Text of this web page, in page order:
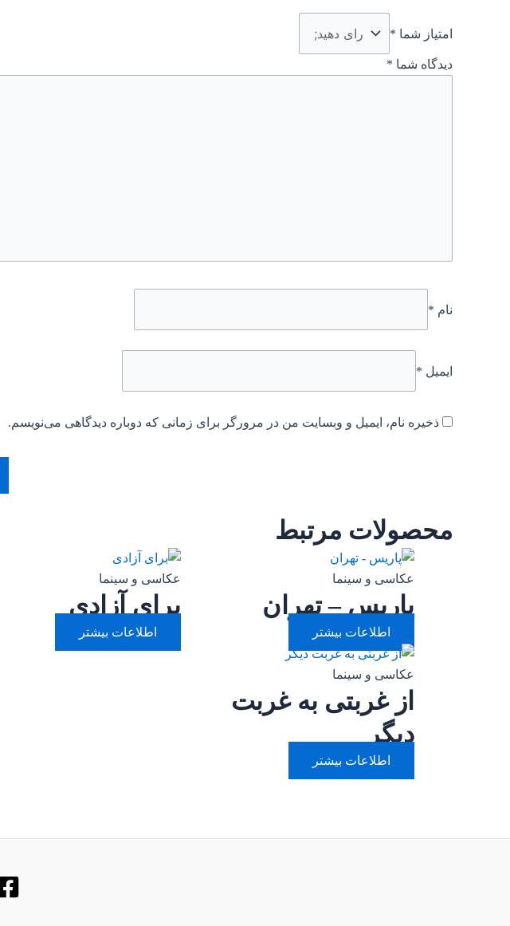
امتیاز شما *
دیدگاه شما *
نام *
ایمیل *
ذخیره نام، ایمیل و وبسایت من در مرورگر برای زمانی که دوباره دیدگاهی می‌نویسم.
محصولات مرتبط
عکاسی و سینما
پاریس – تهران
اطلاعات بیشتر
عکاسی و سینما
برای آزادی
اطلاعات بیشتر
عکاسی و سینما
از غربتی به غربت
دیگر
اطلاعات بیشتر